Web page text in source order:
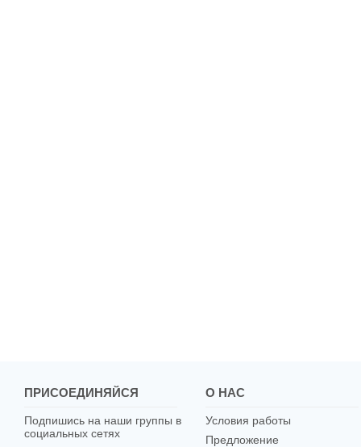
ПРИСОЕДИНЯЙСЯ
Подпишись на наши группы в
социальных сетях
О НАС
Условия работы
Предложение